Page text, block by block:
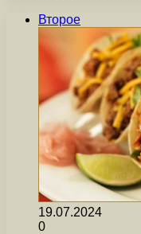
Второе
19.07.2024
0